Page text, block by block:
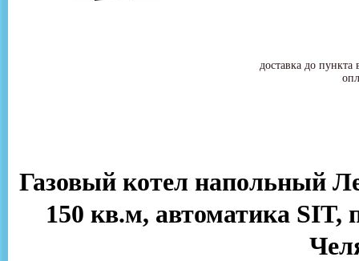
доставка до
Газовый котел напольный
150 кв.м, автоматика SIT,